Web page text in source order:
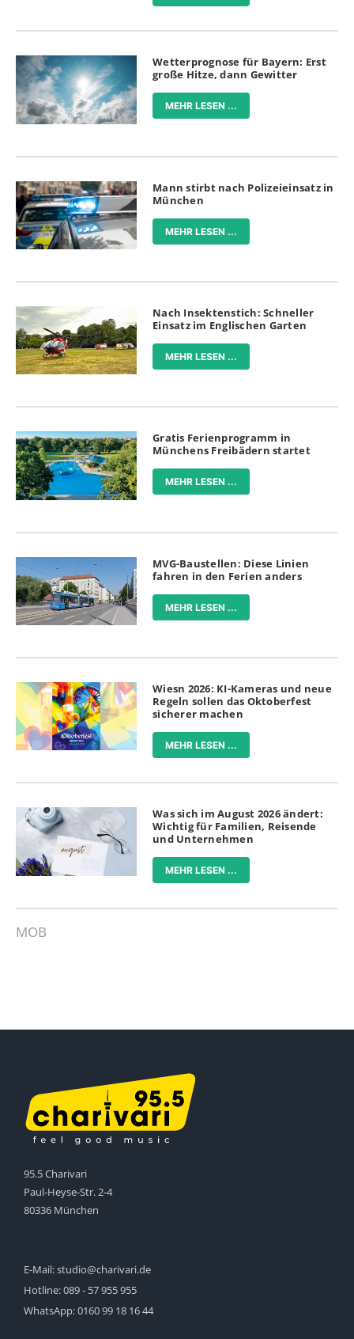
Wetterprognose für Bayern: Erst
große Hitze, dann Gewitter
MEHR LESEN ...
Mann stirbt nach Polizeieinsatz in
München
MEHR LESEN ...
Nach Insektenstich: Schneller
Einsatz im Englischen Garten
MEHR LESEN ...
Gratis Ferienprogramm in
Münchens Freibädern startet
MEHR LESEN ...
MVG-Baustellen: Diese Linien
fahren in den Ferien anders
MEHR LESEN ...
Wiesn 2026: KI-Kameras und neue
Regeln sollen das Oktoberfest
sicherer machen
MEHR LESEN ...
Was sich im August 2026 ändert:
Wichtig für Familien, Reisende
und Unternehmen
MEHR LESEN ...
MOB
95.5 Charivari
Paul-Heyse-Str. 2-4
80336 München
E-Mail:studio@charivari.de
Hotline:089 - 57 955 955
WhatsApp:0160 99 18 16 44